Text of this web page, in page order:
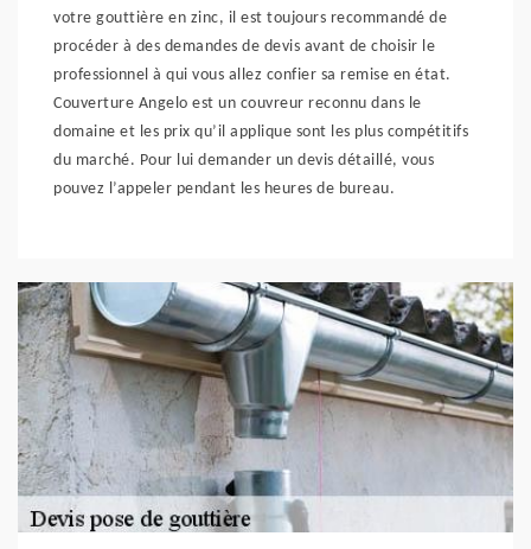
votre gouttière en zinc, il est toujours recommandé de
procéder à des demandes de devis avant de choisir le
professionnel à qui vous allez confier sa remise en état.
Couverture Angelo est un couvreur reconnu dans le
domaine et les prix qu’il applique sont les plus compétitifs
du marché. Pour lui demander un devis détaillé, vous
pouvez l’appeler pendant les heures de bureau.